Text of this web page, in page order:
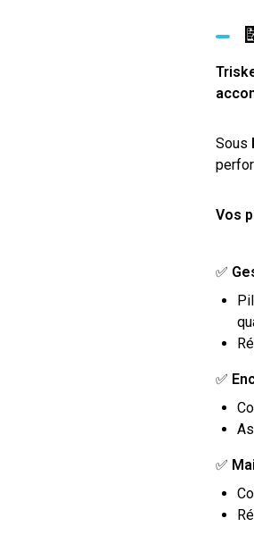
Sous
Vos
✅
✅
✅